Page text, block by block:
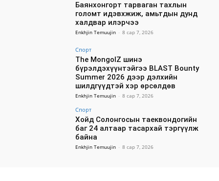
Баянхонгорт тарваган тахлын
голомт идэвхжиж, амьтдын дунд
халдвар илэрчээ
Enkhjin Temuujin - 8 сар 7, 2026
Спорт
The MongolZ шинэ
бүрэлдэхүүнтэйгээ BLAST Bounty
Summer 2026 дээр дэлхийн
шилдгүүдтэй хэр өрсөлдөв
Enkhjin Temuujin - 8 сар 7, 2026
Спорт
Хойд Солонгосын таеквондогийн
баг 24 алтаар тасархай тэргүүлж
байна
Enkhjin Temuujin - 8 сар 7, 2026